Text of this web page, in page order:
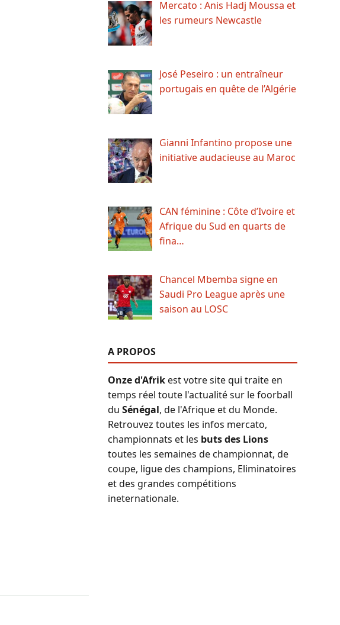
Mercato : Anis Hadj Moussa et
les rumeurs Newcastle
José Peseiro : un entraîneur
portugais en quête de l’Algérie
Gianni Infantino propose une
initiative audacieuse au Maroc
CAN féminine : Côte d’Ivoire et
Afrique du Sud en quarts de
fina…
Chancel Mbemba signe en
Saudi Pro League après une
saison au LOSC
A PROPOS
Onze d'Afrikest votre site qui traite en
temps réel toute l'actualité sur le foorball
du Sénégal, de l'Afrique et du Monde.
Retrouvez toutes les infos mercato,
championnats et les buts des Lions
toutes les semaines de championnat, de
coupe, ligue des champions, Eliminatoires
et des grandes compétitions
ineternationale.